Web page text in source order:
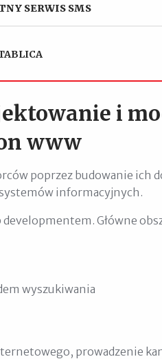
SERWIS SMS
i
www
poprzez budowanie ich
informacyjnych.
Główne
wyszukiwania
prowadzenie